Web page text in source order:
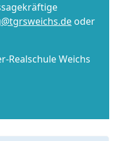
oder
Realschule Weichs